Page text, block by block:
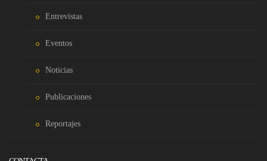
Entrevistas
Eventos
Noticias
Publicaciones
Reportajes